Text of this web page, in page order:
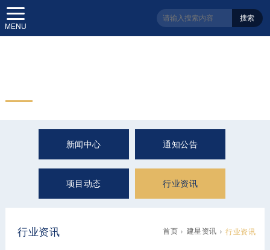
搜索
新闻中心 通知公告
项目动态 行业资讯
行业资讯 首页 建星资讯 行业资讯